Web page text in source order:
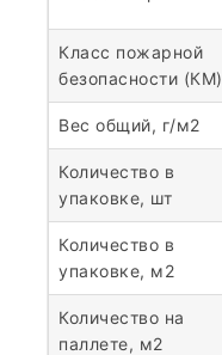
Класс пожарной
безопасности (КМ)
Вес общий, г/м2
Количество в
упаковке, шт
Количество в
упаковке, м2
Количество на
паллете, м2